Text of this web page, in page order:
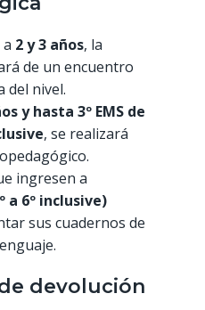
2 y 3 años, la
de un encuentro
del nivel.
y hasta 3º EMS de
, se realizará
ingresen a
a 6º inclusive)
sus cuadernos de
devolución